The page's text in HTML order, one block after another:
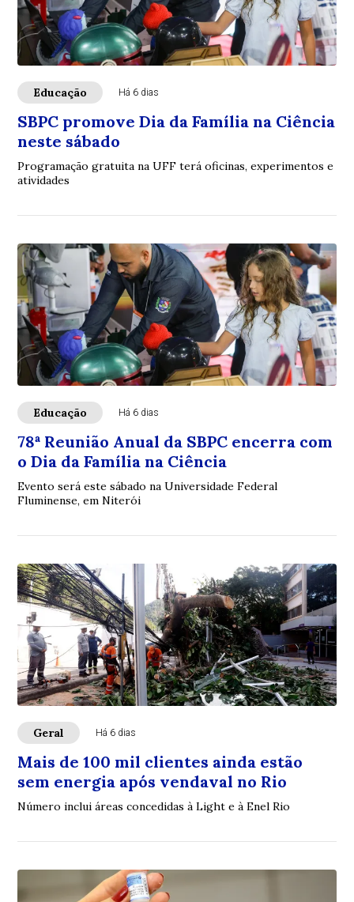
Educação Há 6 dias
SBPC promove Dia da Família na Ciência
neste sábado
Programação gratuita na UFF terá oficinas, experimentos e
atividades
Educação Há 6 dias
78ª Reunião Anual da SBPC encerra com
o Dia da Família na Ciência
Evento será este sábado na Universidade Federal
Fluminense, em Niterói
Geral Há 6 dias
Mais de 100 mil clientes ainda estão
sem energia após vendaval no Rio
Número inclui áreas concedidas à Light e à Enel Rio